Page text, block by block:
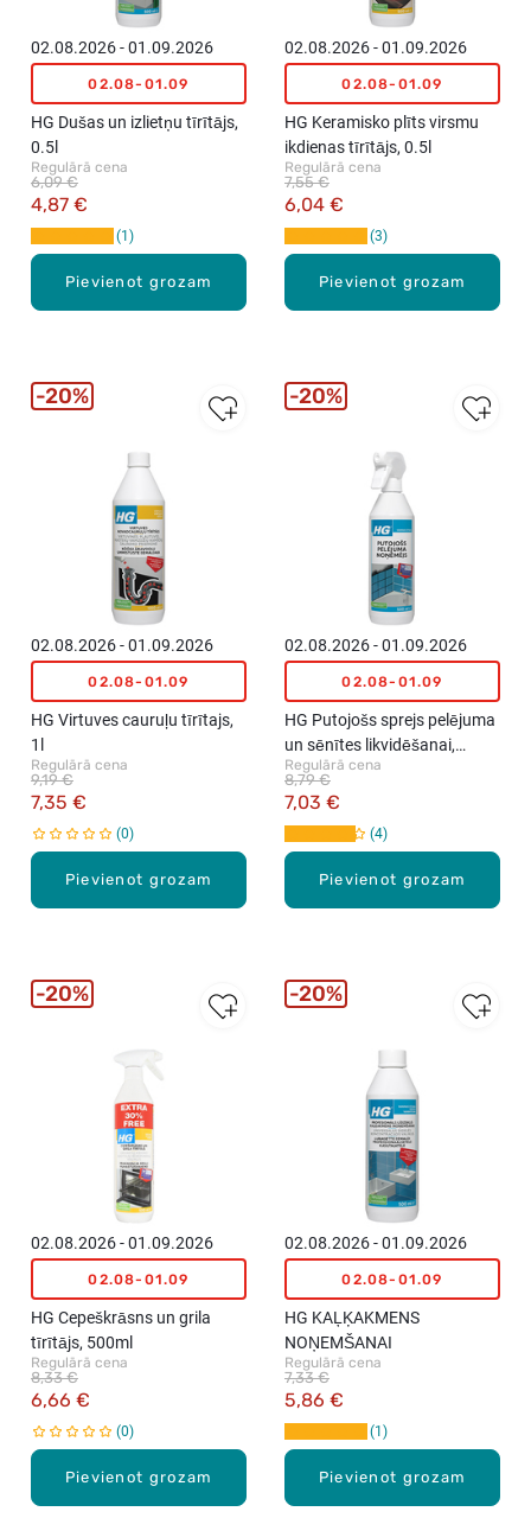
Pievienot grozam
02.08.2026 - 01.09.2026
02.08-01.09
HG Dušas un izlietņu tīrītājs,
0.5l
Regulārā cena
4,87 €
6,09 €
1
Pievienot grozam
02.08.2026 - 01.09.2026
02.08-01.09
HG Keramisko plīts virsmu
ikdienas tīrītājs, 0.5l
Regulārā cena
6,04 €
7,55 €
3
Pievienot grozam
02.08.2026 - 01.09.2026
02.08-01.09
HG Virtuves cauruļu tīrītajs,
1l
Regulārā cena
7,35 €
9,19 €
0
20%
Pievienot grozam
02.08.2026 - 01.09.2026
02.08-01.09
HG Putojošs sprejs pelējuma
un sēnītes likvidēšanai,
500ml
Regulārā cena
7,03 €
8,79 €
4
20%
Pievienot grozam
02.08.2026 - 01.09.2026
02.08-01.09
HG Cepeškrāsns un grila
tīrītājs, 500ml
Regulārā cena
6,66 €
8,33 €
0
20%
Pievienot grozam
02.08.2026 - 01.09.2026
02.08-01.09
HG KAĻĶAKMENS
NOŅEMŠANAI
Regulārā cena
5,86 €
7,33 €
1
20%